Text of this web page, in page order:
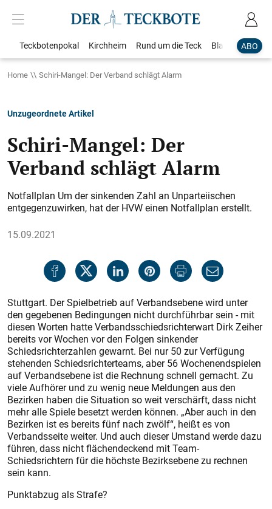
ABO
Teckbotenpokal Kirchheim Rund um die Teck Blaulicht
Home Schiri-Mangel: Der Verband schlägt Alarm
Unzugeordnete Artikel
Schiri-Mangel: Der
Verband schlägt Alarm
Notfallplan Um der sinkenden Zahl an Unparteiischen
entgegenzuwirken, hat der HVW einen Notfallplan erstellt.
15.09.2021
Stuttgart. Der Spielbetrieb auf Verbandsebene wird unter
den gegebenen Bedingungen nicht durchführbar sein - mit
diesen Worten hatte Verbandsschiedsrichterwart Dirk Zeiher
bereits vor Wochen vor den Folgen sinkender
Schiedsrichterzahlen gewarnt. Bei nur 50 zur Verfügung
stehenden Schiedsrichterteams, aber 56 Wochenendspielen
auf Verbandsebene ist die Rechnung schnell gemacht. Zu
viele Aufhörer und zu wenig neue Meldungen aus den
Bezirken haben die Situation so weit verschärft, dass nicht
mehr alle Spiele besetzt werden können. „Aber auch in den
Bezirken ist es bereits fünf nach zwölf“, heißt es von
Verbandsseite weiter. Und auch dieser Umstand werde dazu
führen, dass nicht flächendeckend mit Team-
Schiedsrichtern für die höchste Bezirksebene zu rechnen
sein kann.
Punktabzug als Strafe?